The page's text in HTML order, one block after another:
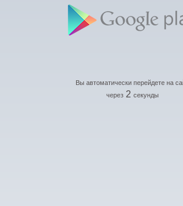
Вы автоматически перейдете на
через 2 секунды